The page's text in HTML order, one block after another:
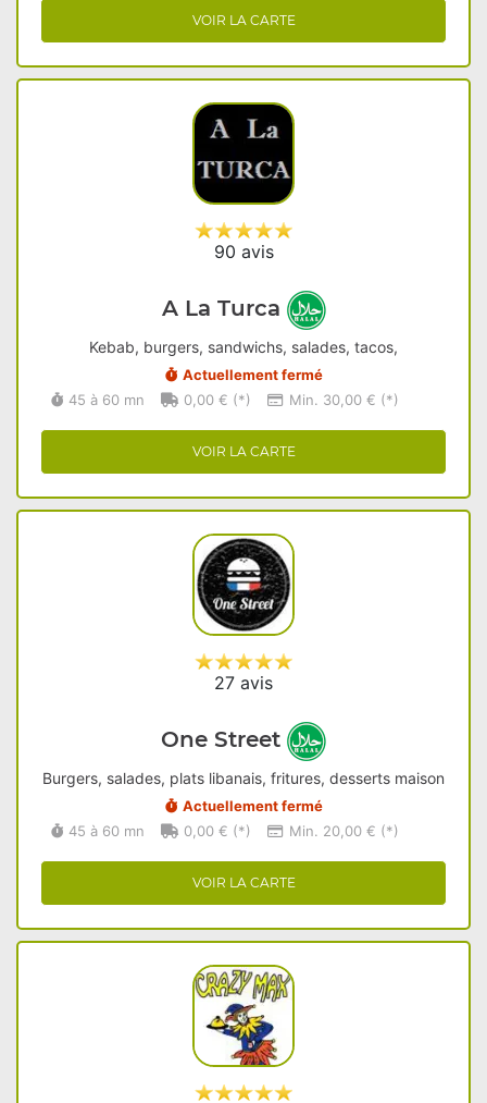
VOIR LA CARTE
90 avis
A La Turca
Kebab, burgers, sandwichs, salades, tacos,
Actuellement fermé
45 à 60 mn
0,00 € (*) Min. 30,00 € (*)
VOIR LA CARTE
27 avis
One Street
Burgers, salades, plats libanais, fritures, desserts maison
Actuellement fermé
45 à 60 mn
0,00 € (*) Min. 20,00 € (*)
VOIR LA CARTE